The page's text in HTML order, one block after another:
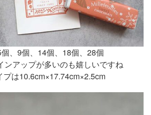
、9個、14個、18個、28個
ンアップが多いのも嬉しいですね
プは10.6cm×17.74cm×2.5cm